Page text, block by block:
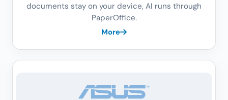
documents stay on your device, AI runs through
PaperOffice.
More